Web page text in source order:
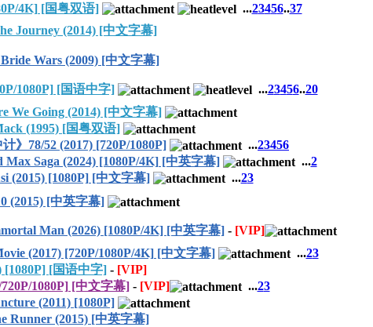
4K] [国粤双语] ...23456..37
Journey (2014) [中文字幕]
Wars (2009) [中文字幕]
1080P] [国语中字] ...23456..20
We Going (2014) [中文字幕]
(1995) [国粤双语]
》78/52 (2017) [720P/1080P] ...23456
Saga (2024) [1080P/4K] [中英字幕] ...2
(2015) [1080P] [中文字幕] ...23
(2015) [中英字幕]
Man (2026) [1080P/4K] [中英字幕] - [VIP]
(2017) [720P/1080P/4K] [中文字幕] ...23
[1080P] [国语中字] - [VIP]
1080P] [中文字幕]- [VIP] ...23
(2011) [1080P]
Runner (2015) [中英字幕]